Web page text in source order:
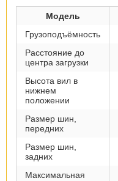
Модель
Грузоподъёмность
Расстояние до
центра загрузки
Высота вил в
нижнем
положении
Размер шин,
передних
Размер шин,
задних
Максимальная